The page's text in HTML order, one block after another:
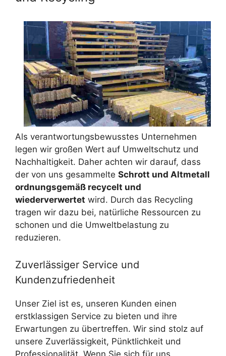
Als verantwortungsbewusstes Unternehmen
legen wir großen Wert auf Umweltschutz und
Nachhaltigkeit. Daher achten wir darauf, dass
der von uns gesammelte Schrott und Altmetall
ordnungsgemäß recycelt und
wiederverwertet wird. Durch das Recycling
tragen wir dazu bei, natürliche Ressourcen zu
schonen und die Umweltbelastung zu
reduzieren.
Zuverlässiger Service und
Kundenzufriedenheit
Unser Ziel ist es, unseren Kunden einen
erstklassigen Service zu bieten und ihre
Erwartungen zu übertreffen. Wir sind stolz auf
unsere Zuverlässigkeit, Pünktlichkeit und
Professionalität. Wenn Sie sich für uns